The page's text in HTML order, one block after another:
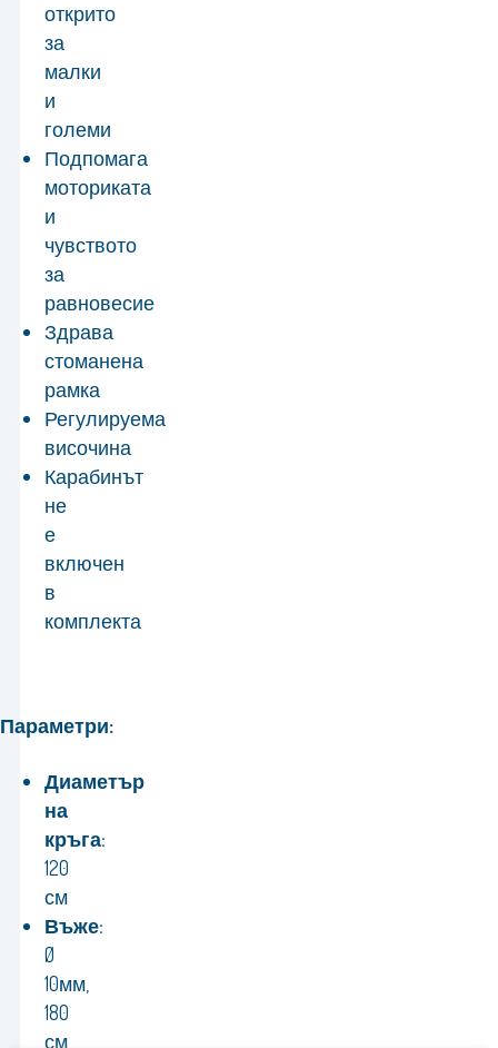
открито
за
малки
и
големи
Подпомага
моториката
и
чувството
за
равновесие
Здрава
стоманена
рамка
Регулируема
височина
Карабинът
не
е
включен
в
комплекта
Параметри:
Диаметър
на
кръга:
120
см
Въже:
Ø
10мм,
180
см